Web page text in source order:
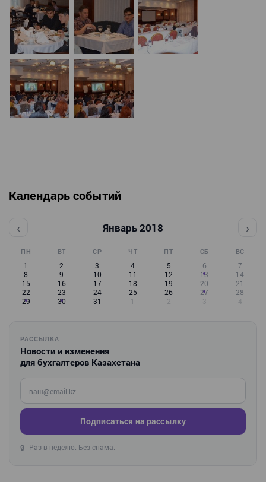
Календарь событий
‹ Январь 2018 ›
ПН ВТ СР ЧТ ПТ СБ ВС
1 2 3 4 5 6
7
8
9 10 11 12 13
14
15
16 17 18 19 20
21
22
23 24 25 26 27
28
29
30 31 1 2 3 4
РАССЫЛКА
Новости и изменения
для бухгалтеров Казахстана
Введите ваш e-mail
Подписаться на рассылку
🔒 Раз в неделю. Без спама.